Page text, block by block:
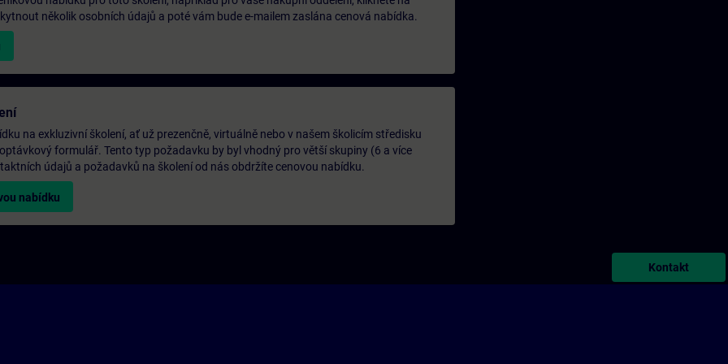
několik osobních údajů a poté vám bude e-mailem zaslána cenová nabídka.
na exkluzivní školení, ať už prezenčně, virtuálně nebo v našem školicím středisku
formulář. Tento typ požadavku by byl vhodný pro větší skupiny (6 a více
údajů a požadavků na školení od nás obdržíte cenovou nabídku.
nabídku
Kontakt